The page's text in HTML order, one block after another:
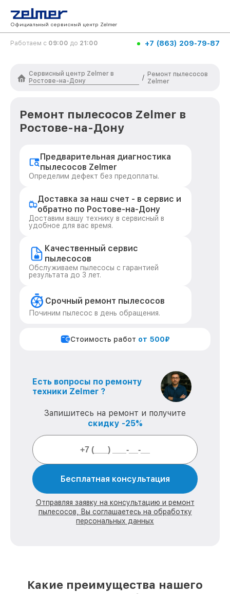
Официальный сервисный центр Zelmer
Работаем с 09:00 до 21:00 +7 (863) 209-79-87
Сервисный центр Zelmer в
Ростове-на-Дону
/ Ремонт пылесосов
Zelmer
Ремонт пылесосов Zelmer в
Ростове-на-Дону
Предварительная диагностика
пылесосов Zelmer
Определим дефект без предоплаты.
Доставка за наш счет - в сервис и
обратно по Ростове-на-Дону
Доставим вашу технику в сервисный в
удобное для вас время.
Качественный сервис
пылесосов
Обслуживаем пылесосы с гарантией
результата до 3 лет.
Срочный ремонт пылесосов
Починим пылесос в день обращения.
Стоимость работ от 500₽
Есть вопросы по ремонту
техники Zelmer ?
Запишитесь на ремонт и получите
скидку -25%
Бесплатная консультация
Отправляя заявку на консультацию и ремонт
пылесосов, Вы соглашаетесь на обработку
персональных данных
Какие преимущества нашего